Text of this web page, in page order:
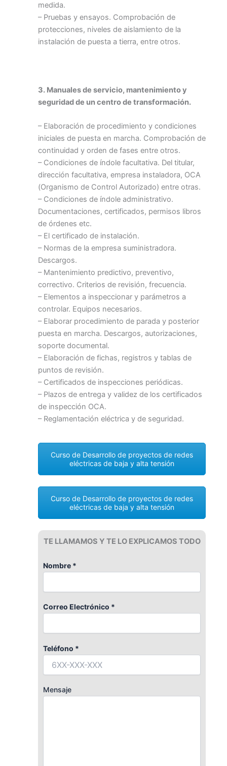
medida.
– Pruebas y ensayos. Comprobación de
protecciones, niveles de aislamiento de la
instalación de puesta a tierra, entre otros.
3. Manuales de servicio, mantenimiento y
seguridad de un centro de transformación.
– Elaboración de procedimiento y condiciones
iniciales de puesta en marcha. Comprobación de
continuidad y orden de fases entre otros.
– Condiciones de índole facultativa. Del titular,
dirección facultativa, empresa instaladora, OCA
(Organismo de Control Autorizado) entre otras.
– Condiciones de índole administrativo.
Documentaciones, certificados, permisos libros
de órdenes etc.
– El certificado de instalación.
– Normas de la empresa suministradora.
Descargos.
– Mantenimiento predictivo, preventivo,
correctivo. Criterios de revisión, frecuencia.
– Elementos a inspeccionar y parámetros a
controlar. Equipos necesarios.
– Elaborar procedimiento de parada y posterior
puesta en marcha. Descargos, autorizaciones,
soporte documental.
– Elaboración de fichas, registros y tablas de
puntos de revisión.
– Certificados de inspecciones periódicas.
– Plazos de entrega y validez de los certificados
de inspección OCA.
– Reglamentación eléctrica y de seguridad.
Curso de Desarrollo de proyectos de redes
eléctricas de baja y alta tensión
Curso de Desarrollo de proyectos de redes
eléctricas de baja y alta tensión
TE LLAMAMOS Y TE LO EXPLICAMOS TODO
Nombre *
Correo Electrónico *
Teléfono *
Mensaje